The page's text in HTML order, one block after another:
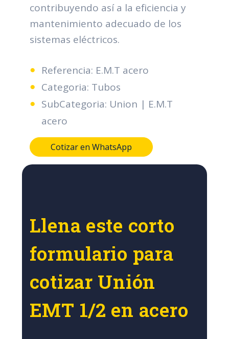
contribuyendo así a la eficiencia y
mantenimiento adecuado de los
sistemas eléctricos.
Referencia: E.M.T acero
Categoria: Tubos
SubCategoria: Union | E.M.T
acero
Cotizar en WhatsApp
Llena este corto
formulario para
cotizar Unión
EMT 1/2 en acero